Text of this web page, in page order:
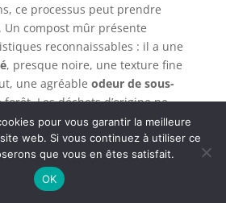
ce processus peut prendre
Un compost mûr présente
reconnaissables : il a une
, presque noire, une texture fine
une agréable odeur de sous-
Les déchets d’origine ne
à l’exception de quelques
comme des morceaux de bois ou
utilisations au
pour vous garantir la meilleure
web. Si vous continuez à utiliser ce
que vous en êtes satisfait.
OK